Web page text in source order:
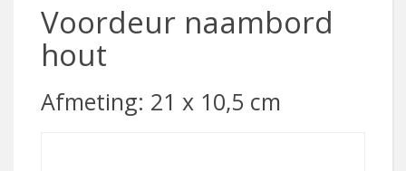
Voordeur naambord
hout
Afmeting: 21 x 10,5 cm